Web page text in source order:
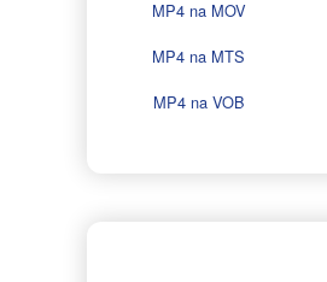
MP4 na MOV
MP4 na MTS
MP4 na VOB